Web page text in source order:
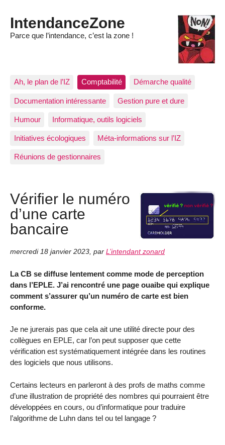
IntendanceZone
Parce que l’intendance, c’est la zone !
Ah, le plan de l’IZ Comptabilité Démarche qualité
Documentation intéressante Gestion pure et dure
Humour Informatique, outils logiciels
Initiatives écologiques Méta-informations sur l’IZ
Réunions de gestionnaires
Vérifier le numéro
d’une carte
bancaire
mercredi 18 janvier 2023 par L’intendant zonard
La CB se diffuse lentement comme mode de perception
dans l’EPLE. J’ai rencontré une page ouaibe qui explique
comment s’assurer qu’un numéro de carte est bien
conforme.
Je ne jurerais pas que cela ait une utilité directe pour des
collègues en EPLE, car l’on peut supposer que cette
vérification est systématiquement intégrée dans les routines
des logiciels que nous utilisons.
Certains lecteurs en parleront à des profs de maths comme
d’une illustration de propriété des nombres qui pourraient être
développées en cours, ou d’informatique pour traduire
l’algorithme de Luhn dans tel ou tel langage ?